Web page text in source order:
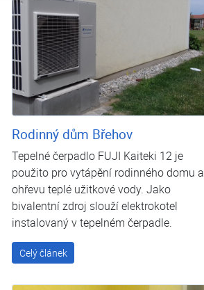
Rodinný dům Břehov
Tepelné čerpadlo FUJI Kaiteki 12 je
použito pro vytápění rodinného domu a
ohřevu teplé užitkové vody. Jako
bivalentní zdroj slouží elektrokotel
instalovaný v tepelném čerpadle.
Celý článek